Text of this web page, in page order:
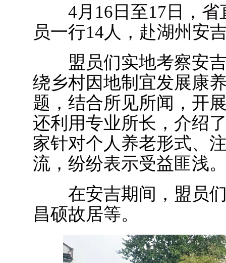
4月16日至17日，省
员一行14人，赴湖州安
盟员们实地考察安吉
绕乡村因地制宜发展康
题，结合所见所闻，开
还利用专业所长，介绍
家针对个人养老形式、
流，纷纷表示受益匪浅
在安吉期间，盟员们
昌硕故居等。